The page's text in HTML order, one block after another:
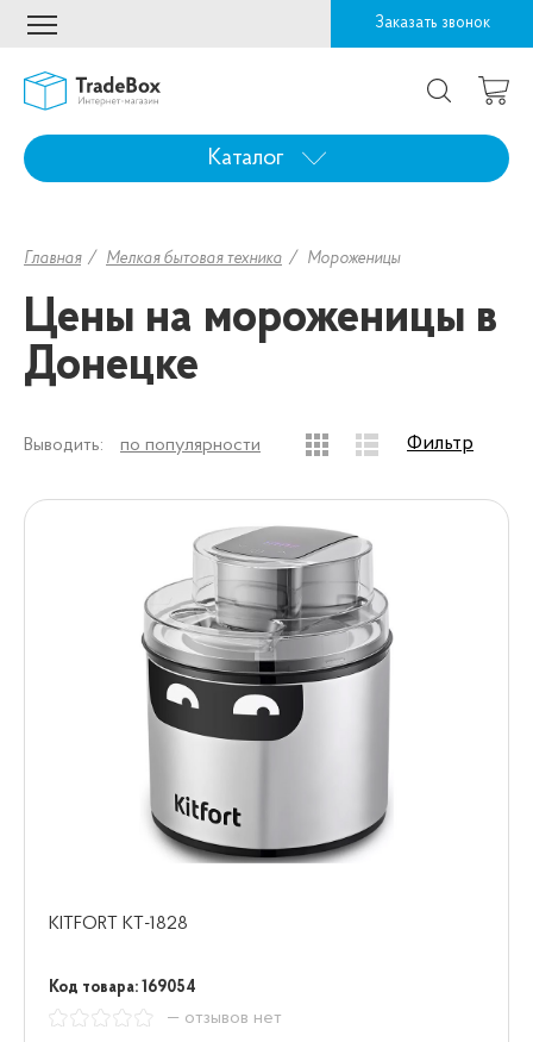
Заказать звонок
Каталог
Главная Мелкая бытовая техника Мороженицы
Цены на мороженицы в
Донецке
Выводить: по популярности Фильтр
KITFORT КТ-1828
Код товара: 169054
— отзывов нет